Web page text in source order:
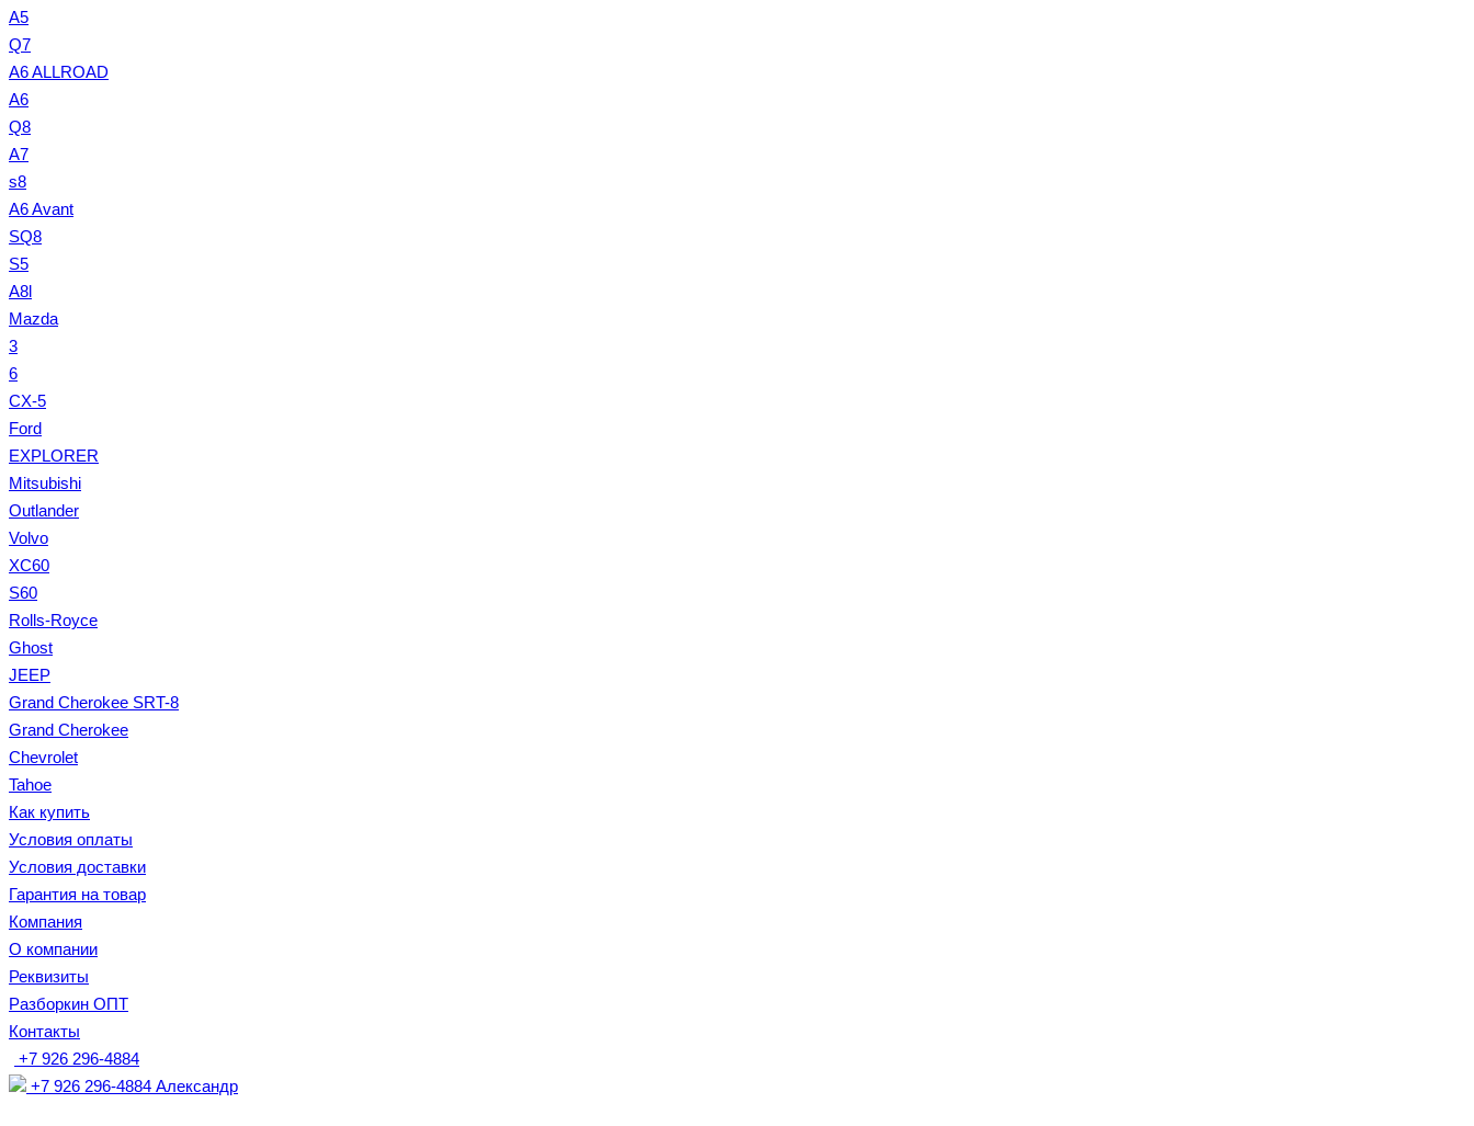
A5
Q7
A6 ALLROAD
A6
Q8
A7
s8
A6 Avant
SQ8
S5
A8l
Mazda
3
6
CX-5
Ford
EXPLORER
Mitsubishi
Outlander
Volvo
XC60
S60
Rolls-Royce
Ghost
JEEP
Grand Cherokee SRT-8
Grand Cherokee
Chevrolet
Tahoe
Как купить
Условия оплаты
Условия доставки
Гарантия на товар
Компания
О компании
Реквизиты
Разборкин ОПТ
Контакты
+7 926 296-4884
+7 926 296-4884 Александр